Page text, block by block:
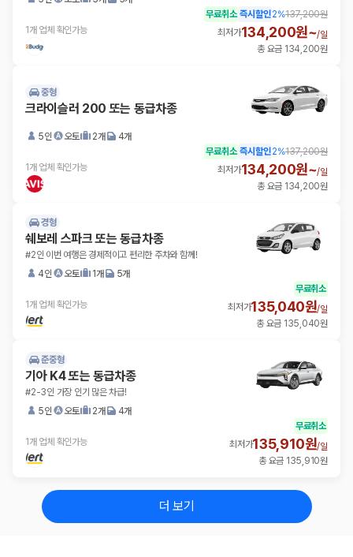
1개 업체 확인가능
무료취소 즉시할인2%137,200원
최저가134,200원~/일
총 요금 134,200원
중형
크라이슬러 200 또는 동급차종
5인 오토 2개 4개
1개 업체 확인가능
무료취소 즉시할인2%137,200원
최저가134,200원~/일
총 요금 134,200원
경형
쉐보레 스파크 또는 동급차종
#2인 이번 여행은 경제적이고 편리한 주차와 함께!
4인
오토 1개 5개
1개 업체 확인가능
무료취소
최저가135,040원/일
총 요금 135,040원
준중형
기아 K4 또는 동급차종
#2-3인 가장 인기 많은 차급!
5인
오토 2개 4개
1개 업체 확인가능
무료취소
최저가135,910원/일
총 요금 135,910원
더 보기